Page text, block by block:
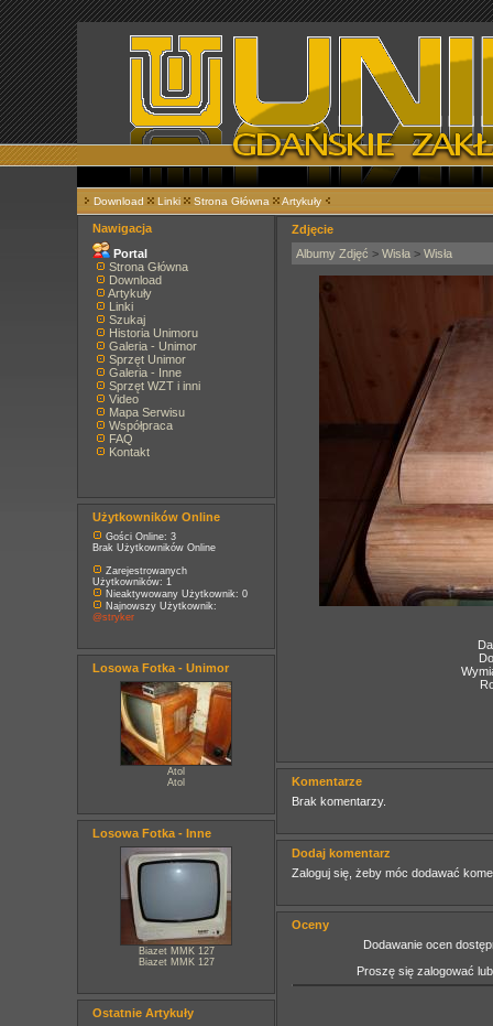
Download Linki Strona Główna Artykuły
Nawigacja
Portal
Strona Główna
Download
Artykuły
Linki
Szukaj
Historia Unimoru
Galeria - Unimor
Sprzęt Unimor
Galeria - Inne
Sprzęt WZT i inni
Video
Mapa Serwisu
Współpraca
FAQ
Kontakt
Użytkowników Online
Gości Online: 3
Brak Użytkowników Online
Zarejestrowanych
Użytkowników: 1
Nieaktywowany Użytkownik: 0
Najnowszy Użytkownik:
@stryker
Losowa Fotka - Unimor
Atol
Atol
Losowa Fotka - Inne
Biazet MMK 127
Biazet MMK 127
Ostatnie Artykuły
Zdjęcie
Albumy Zdjęć > Wisła > Wisła
Komentarze
Brak komentarzy.
Dodaj komentarz
Zaloguj się, żeby móc dodawać
Oceny
Dodawanie ocen
Proszę się zalogować